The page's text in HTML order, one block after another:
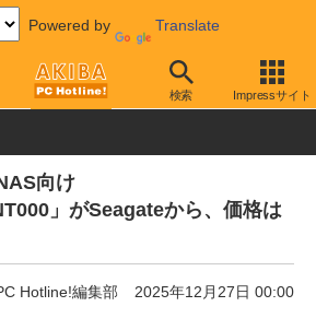
Powered by Translate
検索 Impressサイト
ーツ HDD（ハードディスク） Seagate
向け
」がSeagateから、価格は
Hotline!編集部 2025年12月27日 00:00